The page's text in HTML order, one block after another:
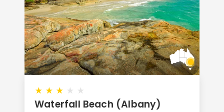
★ ★ ★ ★ ★
Waterfall Beach (Albany)